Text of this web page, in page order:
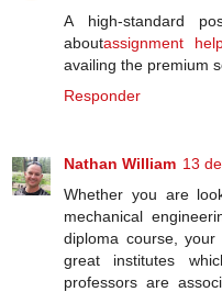
A high-standard
aboutassignment
availing the premium
Responder
Nathan William 13
Whether you are
mechanical
diploma course,
great institutes
professors are